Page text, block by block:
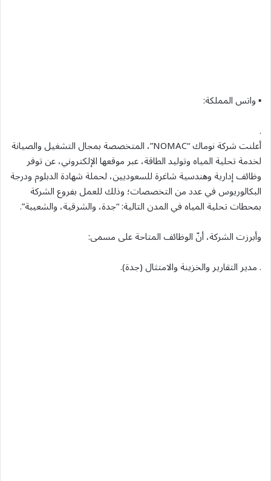
▪ واتس المملكة:
.
أعلنت شركة نوماك “NOMAC”، المتخصصة بمجال التشغيل والصيانة
لخدمة تحلية المياه وتوليد الطاقة، عبر موقعها الإلكتروني، عن توفر
وظائف إدارية وهندسية شاغرة للسعوديين، لحملة شهادة الدبلوم ودرجة
البكالوريوس في عدد من التخصصات؛ وذلك للعمل بفروع الشركة
بمحطات تحلية المياه في المدن التالية: “جدة، والشرقية، والشعيبة”.
وأبرزت الشركة، أنّ الوظائف المتاحة على مسمى:
. مدير التقارير والخزينة والامتثال (جدة).